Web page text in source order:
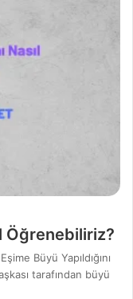
Öğrenebiliriz?
Büyü Yapıldığını
tarafından büyü